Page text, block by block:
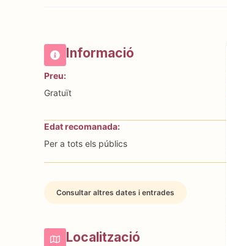
Informació
Preu:
Gratuït
Edat recomanada:
Per a tots els públics
Consultar altres dates i entrades
Localització